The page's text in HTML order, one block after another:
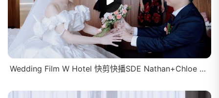
Wedding Film W Hotel 快剪快播SDE Nathan+Chloe 婚禮紀錄 |拼拼影像 婚禮攝影 Taiwan wedding video